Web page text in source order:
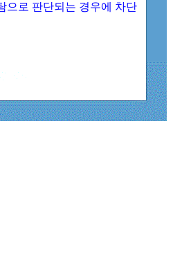
으로 판단되는 경우에 차단